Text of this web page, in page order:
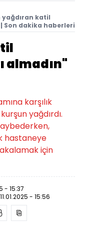
yağdıran katil
Son dakika haberleri
almadın"
karşılık
yağdırdı.
hastaneye
için
- 15:37
11.01.2025 - 15:56